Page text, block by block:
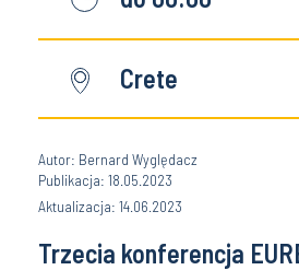
Crete
Autor: Bernard Wyględacz
Publikacja: 18.05.2023
Aktualizacja: 14.06.2023
Trzecia konferencja